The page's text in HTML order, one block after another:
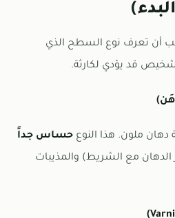
أن تعرف نوع السطح الذي
قد يؤدي لكارثة.
ملون. هذا النوع حساس جداً
مع الشريط) والمذيبات